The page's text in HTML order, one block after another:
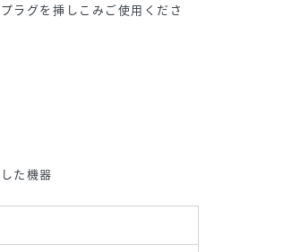
ラグを挿しこみご使用くださ
た機器